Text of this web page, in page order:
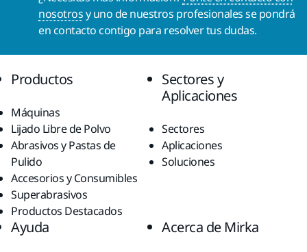
nosotrosy uno de nuestros profesionales se pondrá
en contacto contigo para resolver tus dudas.
Productos
Máquinas
Lijado Libre de Polvo
Abrasivos y Pastas de
Pulido
Accesorios y Consumibles
Superabrasivos
Productos Destacados
Sectores y
Aplicaciones
Sectores
Aplicaciones
Soluciones
Ayuda Acerca de Mirka